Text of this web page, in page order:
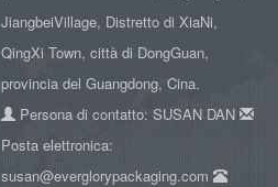
JiangbeiVillage, Distretto di XiaNi,
QingXi Town, città di DongGuan,
provincia del Guangdong, Cina.
Persona di contatto: SUSAN DAN
Posta elettronica:
susan@everglorypackaging.com